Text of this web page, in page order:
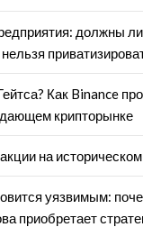
должны
Как Binance
крипторынке
на
уязвимым:
приобретает